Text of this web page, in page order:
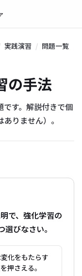
実践演習
問題一覧
の手法
す。解説付きで個
りません）。
で、強化学習の
びなさい。
化をもたらす
押さえる。